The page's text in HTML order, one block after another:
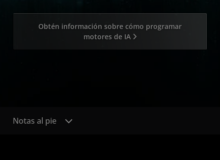
Obtén información sobre cómo programar
motores de IA
Notas al pie